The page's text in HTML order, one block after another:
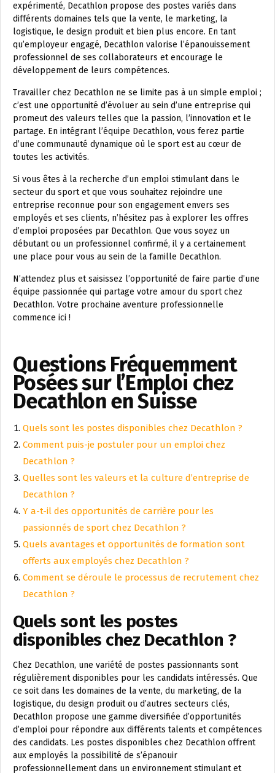
expérimenté, Decathlon propose des postes variés dans
différents domaines tels que la vente, le marketing, la
logistique, le design produit et bien plus encore. En tant
qu’employeur engagé, Decathlon valorise l’épanouissement
professionnel de ses collaborateurs et encourage le
développement de leurs compétences.
Travailler chez Decathlon ne se limite pas à un simple emploi ;
c’est une opportunité d’évoluer au sein d’une entreprise qui
promeut des valeurs telles que la passion, l’innovation et le
partage. En intégrant l’équipe Decathlon, vous ferez partie
d’une communauté dynamique où le sport est au cœur de
toutes les activités.
Si vous êtes à la recherche d’un emploi stimulant dans le
secteur du sport et que vous souhaitez rejoindre une
entreprise reconnue pour son engagement envers ses
employés et ses clients, n’hésitez pas à explorer les offres
d’emploi proposées par Decathlon. Que vous soyez un
débutant ou un professionnel confirmé, il y a certainement
une place pour vous au sein de la famille Decathlon.
N’attendez plus et saisissez l’opportunité de faire partie d’une
équipe passionnée qui partage votre amour du sport chez
Decathlon. Votre prochaine aventure professionnelle
commence ici !
Questions Fréquemment
Posées sur l’Emploi chez
Decathlon en Suisse
Quels sont les postes disponibles chez Decathlon ?
Comment puis-je postuler pour un emploi chez
Decathlon ?
Quelles sont les valeurs et la culture d’entreprise de
Decathlon ?
Y a-t-il des opportunités de carrière pour les
passionnés de sport chez Decathlon ?
Quels avantages et opportunités de formation sont
offerts aux employés chez Decathlon ?
Comment se déroule le processus de recrutement chez
Decathlon ?
Quels sont les postes
disponibles chez Decathlon ?
Chez Decathlon, une variété de postes passionnants sont
régulièrement disponibles pour les candidats intéressés. Que
ce soit dans les domaines de la vente, du marketing, de la
logistique, du design produit ou d’autres secteurs clés,
Decathlon propose une gamme diversifiée d’opportunités
d’emploi pour répondre aux différents talents et compétences
des candidats. Les postes disponibles chez Decathlon offrent
aux employés la possibilité de s’épanouir
professionnellement dans un environnement stimulant et